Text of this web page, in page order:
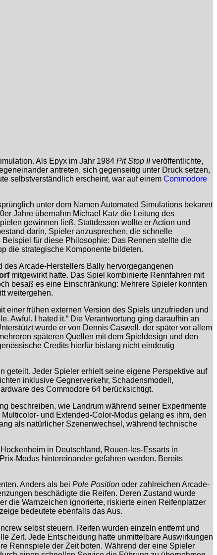
Als Epyx im Jahr 1984 Pit Stop IIveröffentlichte,
antreten, sich gegenseitig unter Druck setzen,
selbstverständlich erscheint, war auf einem Commodore
unter dem Namen Automated Simulations bekannt
Jahre übernahm Michael Katz die Leitung des
gewinnen ließ. Stattdessen wollte er Action und
darin, Spieler anzusprechen, die schnelle
Beispiel für diese Philosophie: Das Rennen stellte die
die strategische Komponente bildeten.
Arcade-Herstellers Bally hervorgegangenen
mitgewirkt hatte. Das Spiel kombinierte Rennfahren mit
besaß es eine Einschränkung: Mehrere Spieler konnten
weitergehen.
frühen externen Version des Spiels unzufrieden und
Awful. I hated it.“ Die Verantwortung ging daraufhin an
wurde er von Dennis Caswell, der später vor allem
späteren Quellen mit dem Spieldesign und den
Credits hierfür bislang nicht eindeutig
geteilt. Jeder Spieler erhielt seine eigene Perspektive auf
inklusive Gegnerverkehr, Schadensmodell,
des Commodore 64 berücksichtigt.
beschreiben, wie Landrum während seiner Experimente
und Extended-Color-Modus gelang es ihm, den
als natürlicher Szenenwechsel, während technische
in Deutschland, Rouen-les-Essarts in
Modus hintereinander gefahren werden. Bereits
Anders als bei Pole Position oder zahlreichen Arcade-
beschädigte die Reifen. Deren Zustand wurde
die Warnzeichen ignorierte, riskierte einen Reifenplatzer
bedeutete ebenfalls das Aus.
selbst steuern. Reifen wurden einzeln entfernt und
Zeit. Jede Entscheidung hatte unmittelbare Auswirkungen
Rennspiele der Zeit boten. Während der eine Spieler